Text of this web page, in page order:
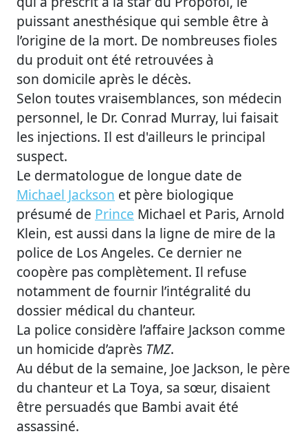
puissant anesthésique qui semble être à
l’origine de la mort. De nombreuses fioles
du produit ont été retrouvées à
son domicile après le décès.
Selon toutes vraisemblances, son médecin
personnel, le Dr. Conrad Murray, lui faisait
les injections. Il est d'ailleurs le principal
suspect.
Le dermatologue de longue date de
Michael Jackson et père biologique
présumé de Prince Michael et Paris, Arnold
Klein, est aussi dans la ligne de mire de la
police de Los Angeles. Ce dernier ne
coopère pas complètement. Il refuse
notamment de fournir l’intégralité du
dossier médical du chanteur.
La police considère l’affaire Jackson comme
un homicide d’après TMZ.
Au début de la semaine, Joe Jackson, le père
du chanteur et La Toya, sa sœur, disaient
être persuadés que Bambi avait été
assassiné.